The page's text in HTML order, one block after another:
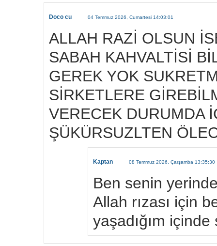
Doco cu 04 Temmuz 2026, Cumartesi 14:03:01
ALLAH RAZİ OLSUN
SABAH KAHVALTİSİ
GEREK YOK
SİRKETLERE
VERECEK DURUMDA
ŞÜKÜRSUZLTEN
Kaptan 08 Temmuz 2026, Çarşamba 13:35:30
Ben senin
Allah rızası için
yaşadığım